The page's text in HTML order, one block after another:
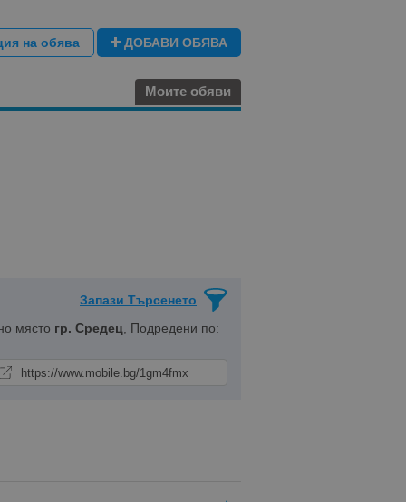
на обява ДОБАВИ ОБЯВА
Моите обяви
Запази Търсенето
място гр. Средец, Подредени по: